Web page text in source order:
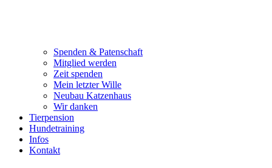
Spenden & Patenschaft
Mitglied werden
Zeit spenden
Mein letzter Wille
Neubau Katzenhaus
Wir danken
Tierpension
Hundetraining
Infos
Kontakt